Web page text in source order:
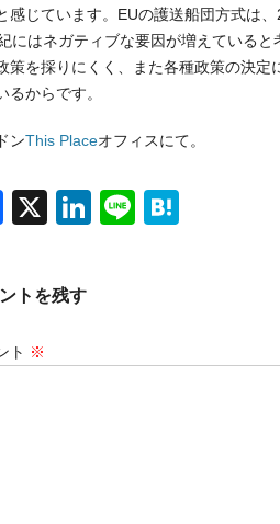
感じています。EUの護送船団方式は
にはネガティブな要因が増えている
策を採りにくく、また各種政策の決
るからです。
ンThis Placeオフィスにて。
F
e
b
X
Li
Li
トを残す
ト ※